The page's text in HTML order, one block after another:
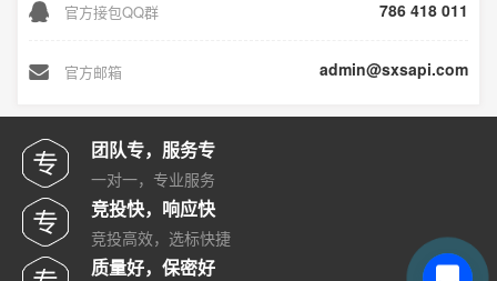
官方接包QQ群 786 418 011
官方邮箱 admin@sxsapi.com
团队专，服务专
一对一，专业服务
竞投快，响应快
竞投高效，选标快捷
质量好，保密好